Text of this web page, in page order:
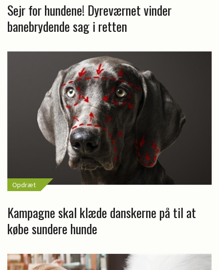
Sejr for hundene! Dyreværnet vinder
banebrydende sag i retten
Opdræt
Kampagne skal klæde danskerne på til at
købe sundere hunde